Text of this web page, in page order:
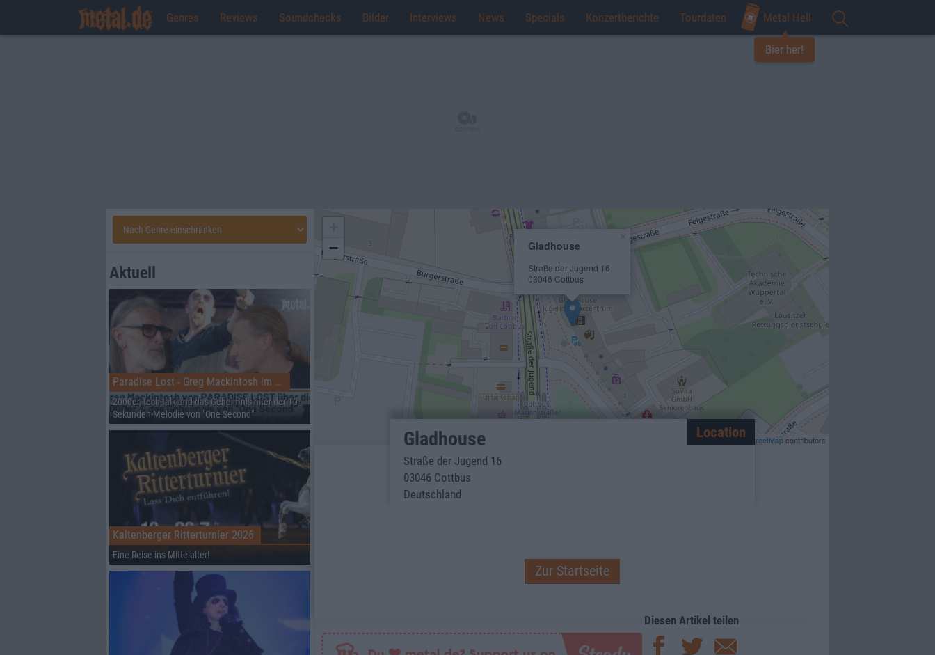
Genres Reviews Soundchecks Bilder Interviews News Specials Konzertberichte Tourdaten Metal Hell
Bier her!
Gladhouse
Straße der Jugend 16
03046 Cottbus
−
Leaflet| ©OpenStreetMapcontributors
Gladhouse Location
Straße der Jugend 16
03046 Cottbus
Deutschland
Zur Startseite
Diesen Artikel teilen
Aktuell
Paradise Lost - Greg Mackintosh im Interview auf dem RHZ
2000er, tech-talk und das Geheimnis hiter der 10-
Sekunden-Melodie von "One Second"
Kaltenberger Ritterturnier 2026
Eine Reise ins Mittelalter!